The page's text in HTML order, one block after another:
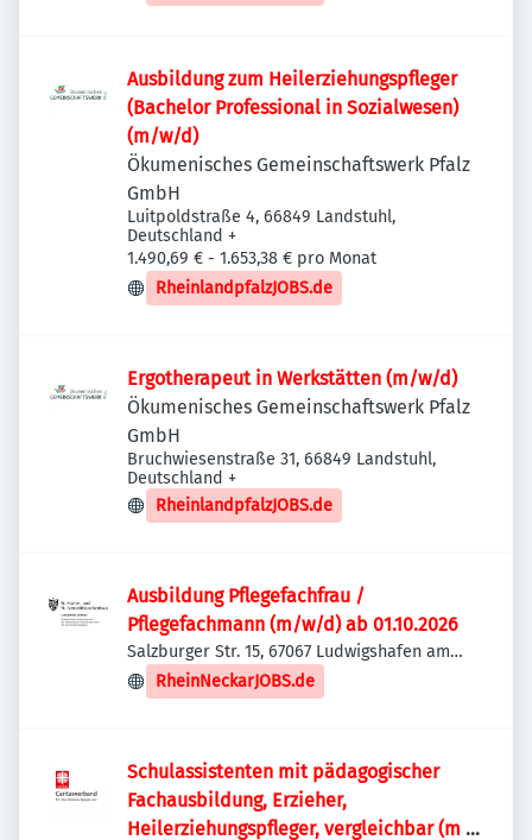
Ausbildung zum Heilerziehungspfleger
(Bachelor Professional in Sozialwesen)
(m/w/d)
Ökumenisches Gemeinschaftswerk Pfalz
GmbH
Luitpoldstraße 4, 66849 Landstuhl,
Deutschland +
1.490,69 € - 1.653,38 € pro Monat
RheinlandpfalzJOBS.de
Ergotherapeut in Werkstätten (m/w/d)
Ökumenisches Gemeinschaftswerk Pfalz
GmbH
Bruchwiesenstraße 31, 66849 Landstuhl,
Deutschland +
RheinlandpfalzJOBS.de
Ausbildung Pflegefachfrau /
Pflegefachmann (m/w/d) ab 01.10.2026
Salzburger Str. 15, 67067 Ludwigshafen am
Rhein, Deutschland
RheinNeckarJOBS.de
Schulassistenten mit pädagogischer
Fachausbildung, Erzieher,
Heilerziehungspfleger, vergleichbar (m /